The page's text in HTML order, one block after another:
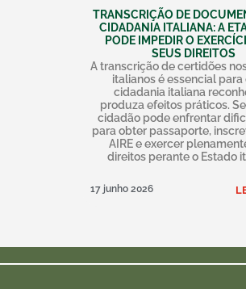
TRANSCRIÇÃO DE
CIDADANIA ITALIANA: A
PODE IMPEDIR O
SEUS DIREITOS
A transcrição de certidões
italianos é essencial para
cidadania italiana
produza efeitos práticos.
cidadão pode enfrentar
para obter passaporte,
AIRE e exercer
direitos perante o Estado
17 junho 2026